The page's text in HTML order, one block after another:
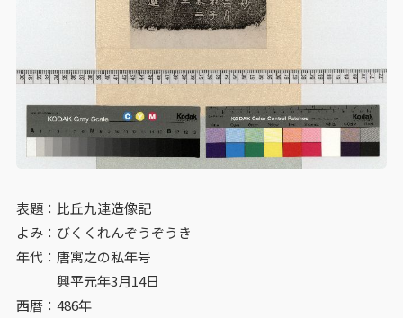
表題：比丘九連造像記
よみ：びくくれんぞうぞうき
年代：唐寓之の私年号
興平元年3月14日
西暦：486年